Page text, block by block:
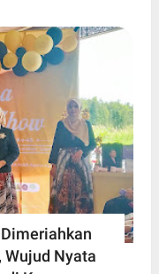
Wujud Nyata